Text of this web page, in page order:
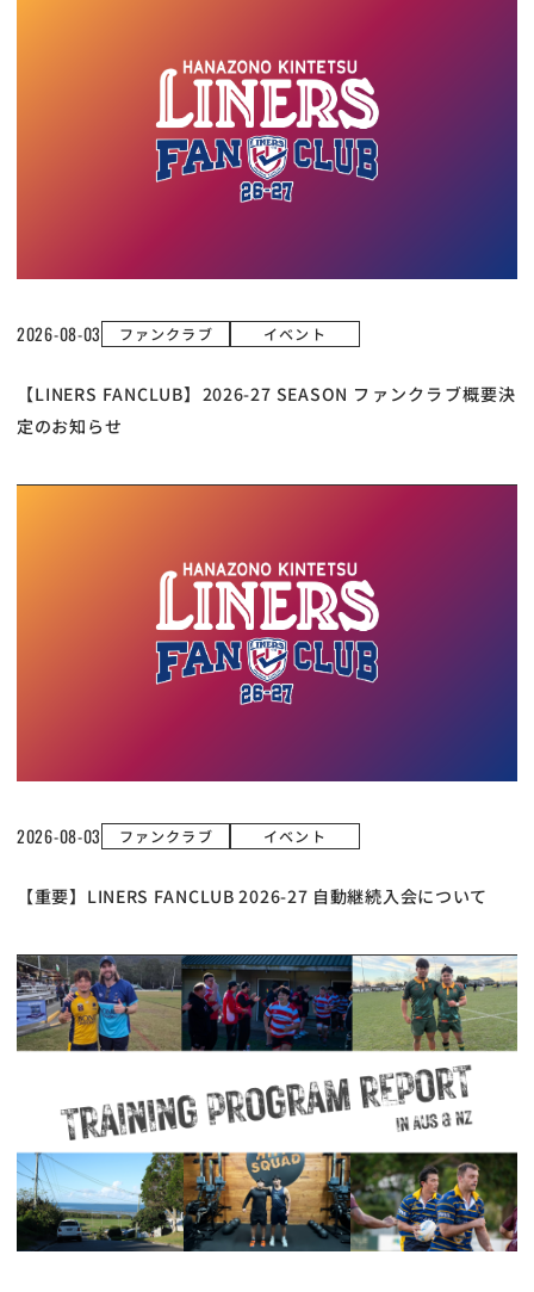
2026-08-03 ファンクラブ イベント
【LINERS FANCLUB】2026-27 SEASON ファンクラブ概要決
定のお知らせ
2026-08-03 ファンクラブ イベント
【重要】LINERS FANCLUB 2026-27 自動継続入会について